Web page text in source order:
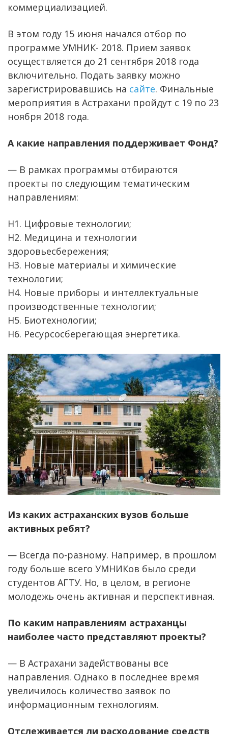
коммерциализацией.
В этом году 15 июня начался отбор по
программе УМНИК- 2018. Прием заявок
осуществляется до 21 сентября 2018 года
включительно. Подать заявку можно
зарегистрировавшись на сайте. Финальные
мероприятия в Астрахани пройдут с 19 по 23
ноября 2018 года.
А какие направления поддерживает Фонд?
— В рамках программы отбираются
проекты по следующим тематическим
направлениям:
Н1. Цифровые технологии;
Н2. Медицина и технологии
здоровьесбережения;
Н3. Новые материалы и химические
технологии;
Н4. Новые приборы и интеллектуальные
производственные технологии;
Н5. Биотехнологии;
Н6. Ресурсосберегающая энергетика.
Из каких астраханских вузов больше
активных ребят?
— Всегда по-разному. Например, в прошлом
году больше всего УМНИКов было среди
студентов АГТУ. Но, в целом, в регионе
молодежь очень активная и перспективная.
По каким направлениям астраханцы
наиболее часто представляют проекты?
— В Астрахани задействованы все
направления. Однако в последнее время
увеличилось количество заявок по
информационным технологиям.
Отслеживается ли расходование средств